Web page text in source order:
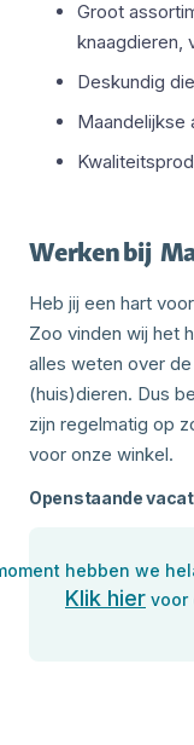
Groot
knaagdieren,
Deskundig
Maandelijkse
Werken bij
Heb jij een hart
Zoo vinden wij het
alles weten over
(huis)dieren. Dus
zijn regelmatig op
voor onze winkel.
Openstaande
hebben we
Klik hier voor